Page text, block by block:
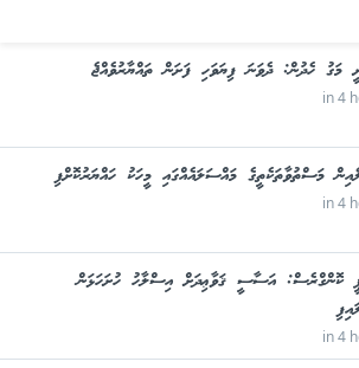
މަގު ހެދުން: ދެވަނަ ފިޔަވަހި ފަށަން ތައްޔާރުވެއްޖެ
in 4
މަސްތުވާތަކެތީގެ މައްސަލައެއްގައި މީހަކު ހައްޔަރުކޮށްފި
in 4
ކޮންގްރެސް: އަސާސީ ޤަވާޢިދަށް އިސްލާހު ހުށަހަޅަން
in 4